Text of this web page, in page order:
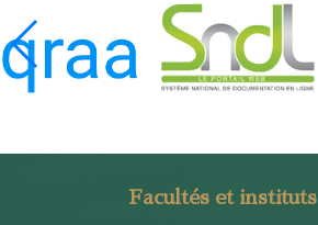
Facultés et instituts